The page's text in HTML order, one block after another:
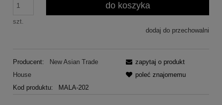
szt.
do koszyka
dodaj do przechowalni
Producent:
New Asian Trade
House
Kod produktu:
MALA-202
zapytaj o produkt
poleć znajomemu